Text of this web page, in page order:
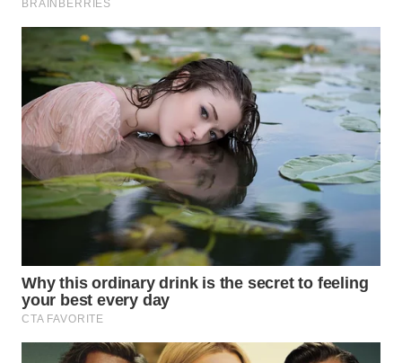
WAHANA
KONSUMEN
WAHANA
LISTRIK
WAHANA
TRAVEL
TV
WAHANANEWS